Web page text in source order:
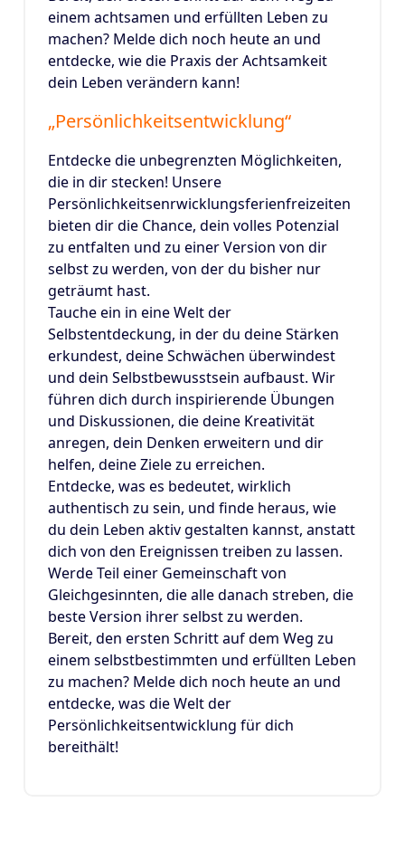
einem achtsamen und erfüllten Leben zu
machen? Melde dich noch heute an und
entdecke, wie die Praxis der Achtsamkeit
dein Leben verändern kann!
„Persönlichkeitsentwicklung“
Entdecke die unbegrenzten Möglichkeiten,
die in dir stecken! Unsere
Persönlichkeitsenrwicklungsferienfreizeiten
bieten dir die Chance, dein volles Potenzial
zu entfalten und zu einer Version von dir
selbst zu werden, von der du bisher nur
geträumt hast.
Tauche ein in eine Welt der
Selbstentdeckung, in der du deine Stärken
erkundest, deine Schwächen überwindest
und dein Selbstbewusstsein aufbaust. Wir
führen dich durch inspirierende Übungen
und Diskussionen, die deine Kreativität
anregen, dein Denken erweitern und dir
helfen, deine Ziele zu erreichen.
Entdecke, was es bedeutet, wirklich
authentisch zu sein, und finde heraus, wie
du dein Leben aktiv gestalten kannst, anstatt
dich von den Ereignissen treiben zu lassen.
Werde Teil einer Gemeinschaft von
Gleichgesinnten, die alle danach streben, die
beste Version ihrer selbst zu werden.
Bereit, den ersten Schritt auf dem Weg zu
einem selbstbestimmten und erfüllten Leben
zu machen? Melde dich noch heute an und
entdecke, was die Welt der
Persönlichkeitsentwicklung für dich
bereithält!